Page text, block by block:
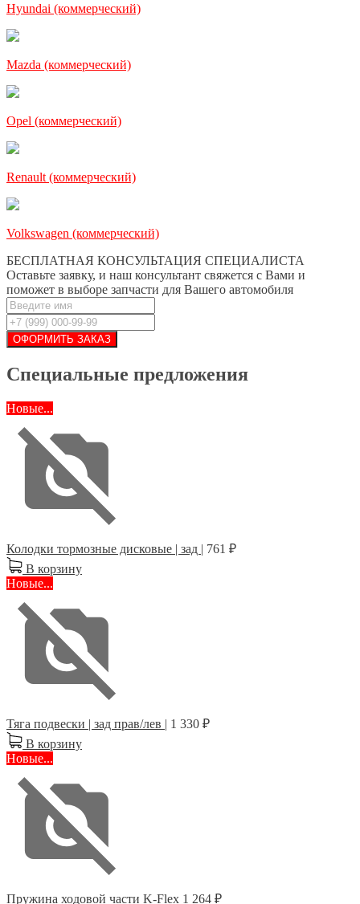
Hyundai (коммерческий)
Mazda (коммерческий)
Opel (коммерческий)
Renault (коммерческий)
Volkswagen (коммерческий)
БЕСПЛАТНАЯ КОНСУЛЬТАЦИЯ СПЕЦИАЛИСТА
Оставьте заявку, и наш консультант свяжется с Вами и
поможет в выборе запчасти для Вашего автомобиля
Специальные предложения
Новые...
Колодки тормозные дисковые | зад | 761 ₽
В корзину
Новые...
Тяга подвески | зад прав/лев | 1 330 ₽
В корзину
Новые...
Пружина ходовой части K-Flex 1 264 ₽